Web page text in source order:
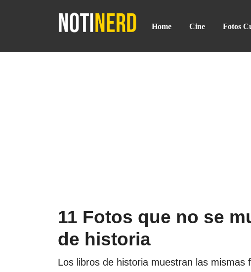
Home Cine Fotos
11 Fotos que no se
de historia
Los libros de historia muestran las mismas